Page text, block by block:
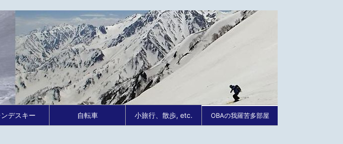
デスキー 自転車 小旅行、散歩, etc. OBAの我羅苦多部屋